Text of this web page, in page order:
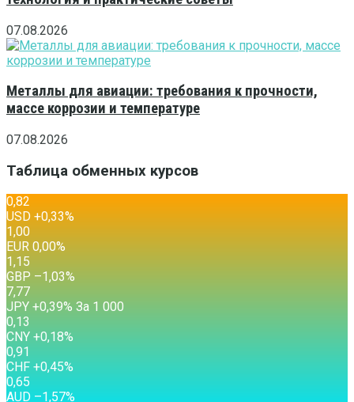
07.08.2026
Металлы для авиации: требования к прочности,
массе коррозии и температуре
07.08.2026
Таблица обменных курсов
0,82
USD +0,33%
1,00
EUR 0,00%
1,15
GBP –1,03%
7,77
JPY +0,39% За 1 000
0,13
CNY +0,18%
0,91
CHF +0,45%
0,65
AUD –1,57%